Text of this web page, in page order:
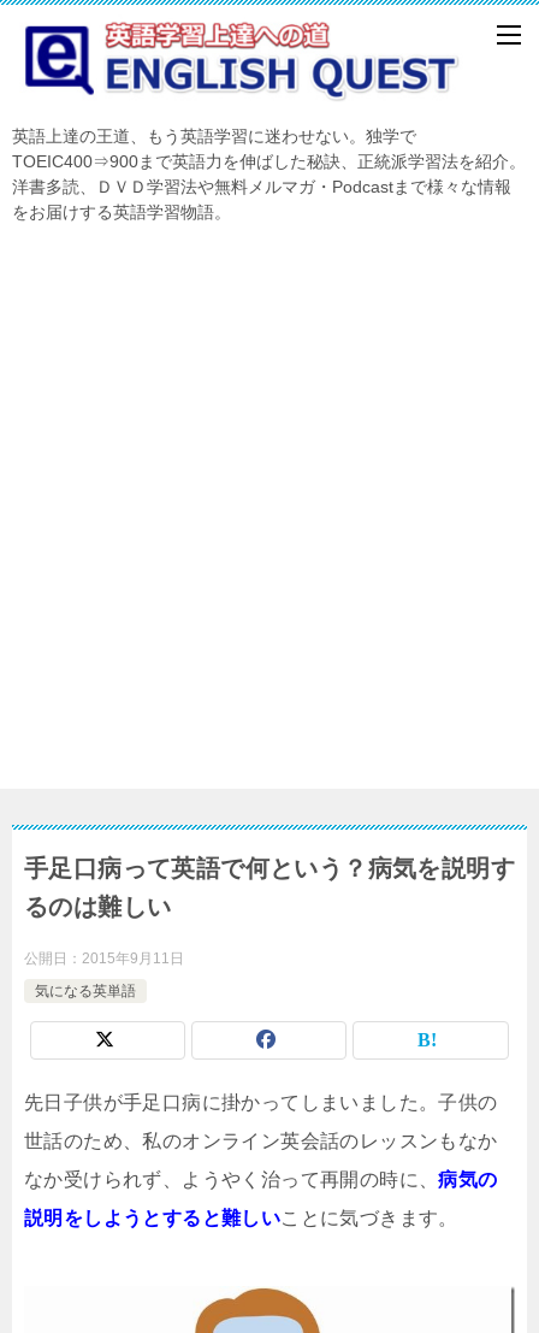
英語上達の王道、もう英語学習に迷わせない。独学で
TOEIC400⇒900まで英語力を伸ばした秘訣、正統派学習法を紹介。
洋書多読、ＤＶＤ学習法や無料メルマガ・Podcastまで様々な情報
をお届けする英語学習物語。
手足口病って英語で何という？病気を説明す
るのは難しい
公開日： 2015年9月11日
気になる英単語
先日子供が手足口病に掛かってしまいました。子供の
世話のため、私のオンライン英会話のレッスンもなか
なか受けられず、ようやく治って再開の時に、病気の
説明をしようとすると難しいことに気づきます。